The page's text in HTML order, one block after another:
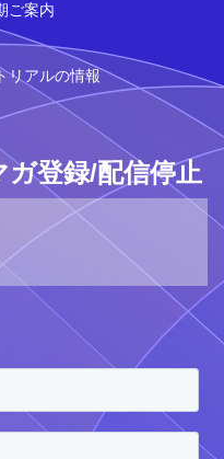
ご案内
リアルの情報
登録/配信停止